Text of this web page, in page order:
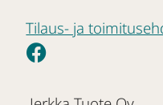
Tilaus- ja